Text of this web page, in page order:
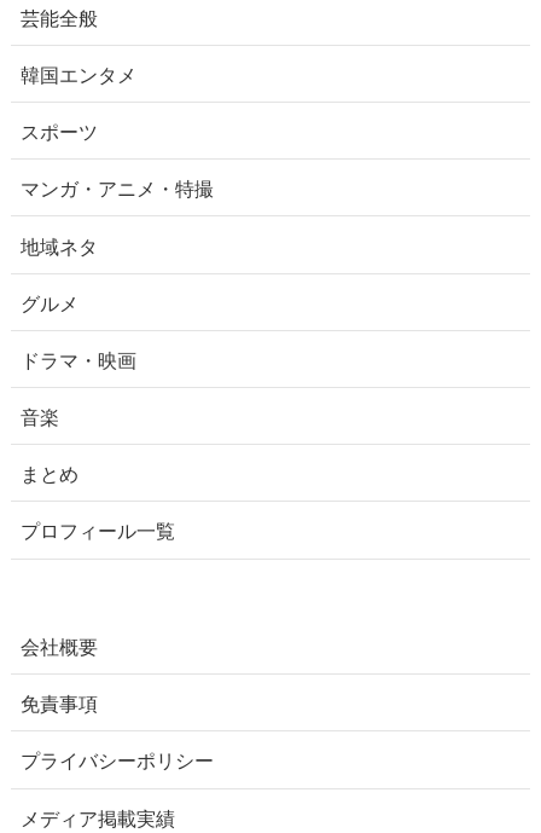
芸能全般
韓国エンタメ
スポーツ
マンガ・アニメ・特撮
地域ネタ
グルメ
ドラマ・映画
音楽
まとめ
プロフィール一覧
会社概要
免責事項
プライバシーポリシー
メディア掲載実績